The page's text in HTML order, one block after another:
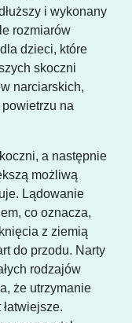
i wykonany
rozmiarów
dzieci, które
skoczni
narciarskich,
na
a następnie
możliwą
Lądowanie
co oznacza,
z ziemią
do przodu. Narty
rodzajów
że utrzymanie